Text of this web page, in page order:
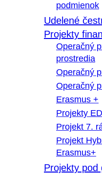
podmienok
Udelené
Projekty
Operačný
prostredia
Operačný
Operačný
Erasmus +
Projekty
Projekt 7.
Projekt
Erasmus+
Projekty pod